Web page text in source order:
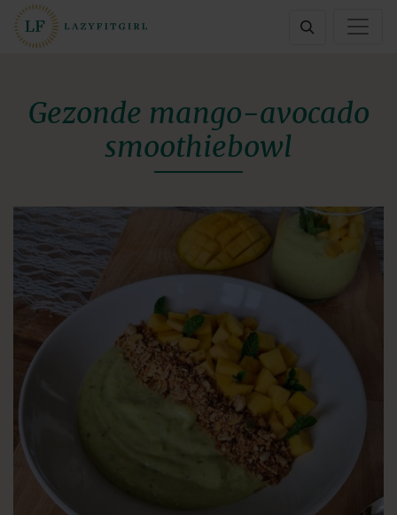
Gezonde mango-avocado
smoothiebowl